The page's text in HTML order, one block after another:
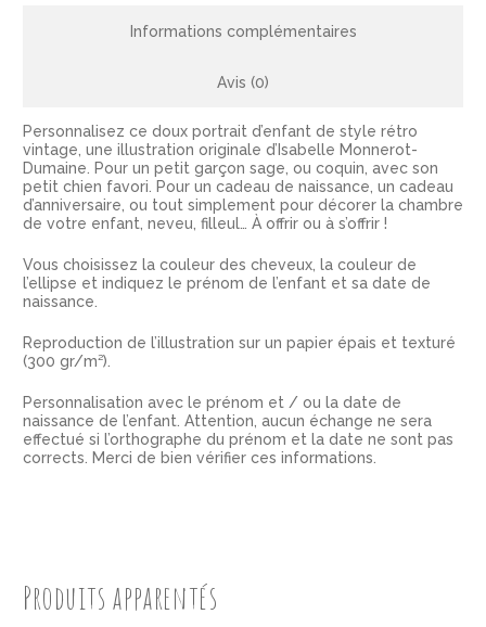
Informations complémentaires
Avis (0)
Personnalisez ce doux portrait d’enfant de style rétro
vintage, une illustration originale d’Isabelle Monnerot-
Dumaine. Pour un petit garçon sage, ou coquin, avec son
petit chien favori. Pour un cadeau de naissance, un cadeau
d’anniversaire, ou tout simplement pour décorer la chambre
de votre enfant, neveu, filleul… À offrir ou à s’offrir !
Vous choisissez la couleur des cheveux, la couleur de
l’ellipse et indiquez le prénom de l’enfant et sa date de
naissance.
Reproduction de l’illustration sur un papier épais et texturé
(300 gr/m²).
Personnalisation avec le prénom et / ou la date de
naissance de l’enfant. Attention, aucun échange ne sera
effectué si l’orthographe du prénom et la date ne sont pas
corrects. Merci de bien vérifier ces informations.
Produits apparentés